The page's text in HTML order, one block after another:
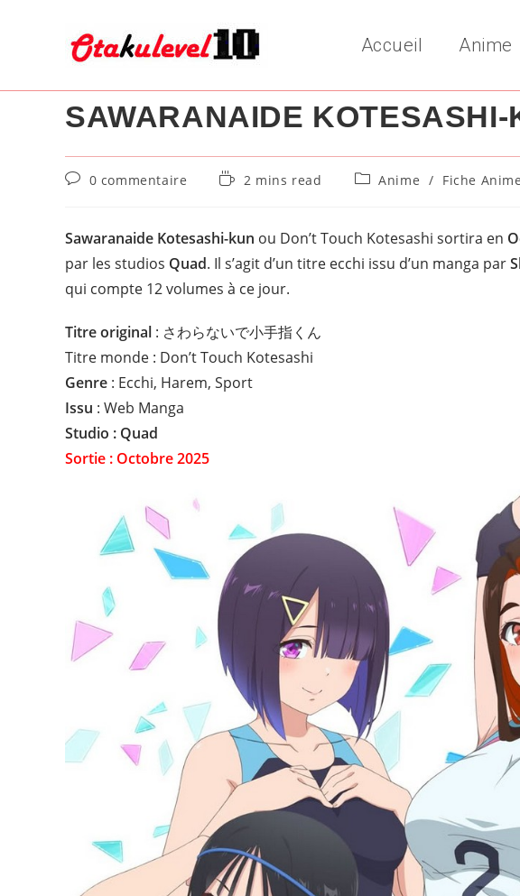
Accueil Anime
SAWARANAIDE KOTESASHI-
Commentaires
publication :
0 commentaire
Temps2 mins read
PostAnime / Fiche Anime
Sawaranaide Kotesashi-kun ou Don’t Touch Kotesashi sortira en
par les studios Quad. Il s’agit d’un titre ecchi issu d’un manga par
qui compte 12 volumes à ce jour.
Titre original : さわらないで小手指くん
Titre monde : Don’t Touch Kotesashi
Genre : Ecchi, Harem, Sport
Issu : Web Manga
Studio : Quad
Sortie : Octobre 2025